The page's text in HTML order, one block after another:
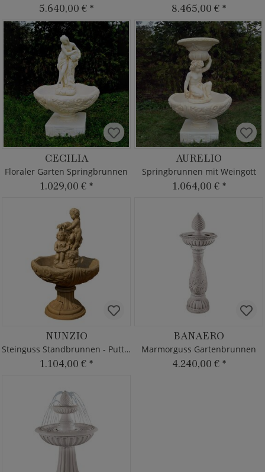
5.640,00 € * 8.465,00 € *
CECILIA
Floraler Garten Springbrunnen
1.029,00 € *
AURELIO
Springbrunnen mit Weingott
1.064,00 € *
NUNZIO
Steinguss Standbrunnen - Putten
1.104,00 € *
BANAERO
Marmorguss Gartenbrunnen
4.240,00 € *